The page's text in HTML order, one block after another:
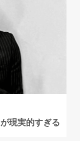
現実的すぎる